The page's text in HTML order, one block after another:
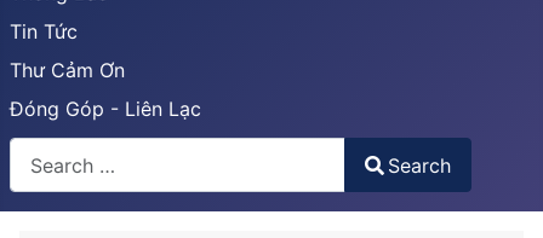
Tin Tức
Thư Cảm Ơn
Đóng Góp - Liên Lạc
Search